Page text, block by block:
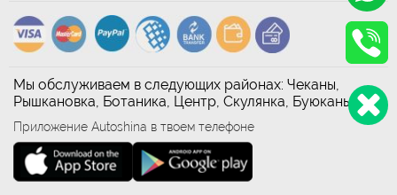
Мы обслуживаем в следующих районах: Чеканы,
Рышкановка, Ботаника, Центр, Скулянка, Буюканы
Приложение Autoshina в твоем телефоне